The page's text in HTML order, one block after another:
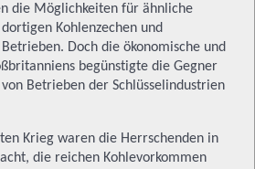
die Möglichkeiten für ähnliche
Kohlenzechen und
Doch die ökonomische und
begünstigte die Gegner
Betrieben der Schlüsselindustrien
Krieg waren die Herrschenden in
die reichen Kohlevorkommen